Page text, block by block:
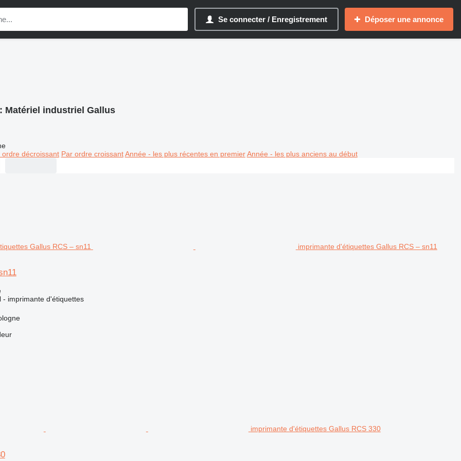
Se connecter / Enregistrement Déposer une annonce
Matériel industriel Gallus
ordre décroissant Par ordre croissant Année - les plus récentes en premier Année - les plus anciens au début
imprimante d'étiquettes Gallus RCS – sn11
- imprimante d'étiquettes
imprimante d'étiquettes Gallus RCS 330